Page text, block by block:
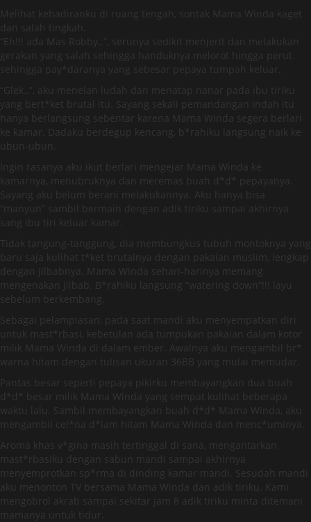
Melihat kehadiranku di ruang tengah, sontak Mama Winda kaget
dan salah tingkah.
“Eh!!! ada Mas Robby..”, serunya sedikit menjerit dan melakukan
gerakan yang salah sehingga handuknya melorot hingga perut
sehingga pay*daranya yang sebesar pepaya tumpah keluar.
“Glek..”, aku menelan ludah dan menatap nanar pada ibu tiriku
yang bert*ket brutal itu. Sayang sekali pemandangan indah itu
hanya berlangsung sebentar karena Mama Winda segera berlari
ke kamar. Dadaku berdegup kencang, b*rahiku langsung naik ke
ubun-ubun.
Ingin rasanya aku ikut berlari mengejar Mama Winda ke
kamarnya, menubruknya dan meremas buah d*d* pepayanya.
Sayang aku belum berani melakukannya. Aku hanya bisa
“manyun” sambil bermain dengan adik tiriku sampai akhirnya
sang ibu tiri keluar kamar.
Tidak tangung-tanggung, dia membungkus tubuh montoknya yang
baru saja kulihat t*ket brutalnya dengan pakaian muslim, lengkap
dengan jilbabnya. Mama Winda sehari-harinya memang
mengenakan jilbab. B*rahiku langsung “watering down”!!! layu
sebelum berkembang.
Sebagai pelampiasan, pada saat mandi aku menyempatkan diri
untuk mast*rbasi, kebetulan ada tumpukan pakaian dalam kotor
milik Mama Winda di dalam ember. Awalnya aku mengambil br*
warna hitam dengan tulisan ukuran 36BB yang mulai memudar.
Pantas besar seperti pepaya pikirku membayangkan dua buah
d*d* besar milik Mama Winda yang sempat kulihat beberapa
waktu lalu. Sambil membayangkan buah d*d* Mama Winda, aku
mengambil cel*na d*lam hitam Mama Winda dan menc*uminya.
Aroma khas v*gina masih tertinggal di sana, mengantarkan
mast*rbasiku dengan sabun mandi sampai akhirnya
menyemprotkan sp*rma di dinding kamar mandi. Sesudah mandi
aku menonton TV bersama Mama Winda dan adik tiriku. Kami
mengobrol akrab sampai sekitar jam 8 adik tiriku minta ditemani
mamanya untuk tidur.